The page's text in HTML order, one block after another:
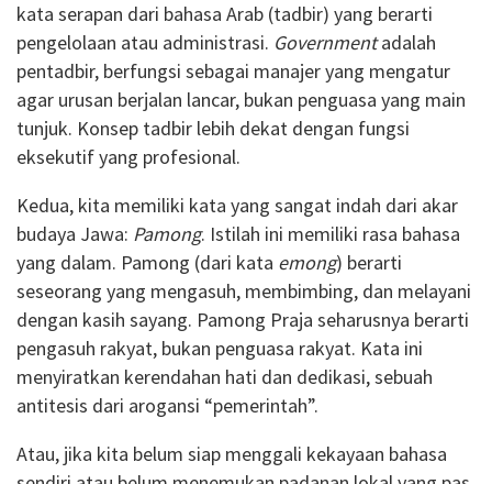
kata serapan dari bahasa Arab (tadbir) yang berarti
pengelolaan atau administrasi. Governmentadalah
pentadbir, berfungsi sebagai manajer yang mengatur
agar urusan berjalan lancar, bukan penguasa yang main
tunjuk. Konsep tadbir lebih dekat dengan fungsi
eksekutif yang profesional.
Kedua, kita memiliki kata yang sangat indah dari akar
budaya Jawa: Pamong. Istilah ini memiliki rasa bahasa
yang dalam. Pamong (dari kata emong) berarti
seseorang yang mengasuh, membimbing, dan melayani
dengan kasih sayang. Pamong Praja seharusnya berarti
pengasuh rakyat, bukan penguasa rakyat. Kata ini
menyiratkan kerendahan hati dan dedikasi, sebuah
antitesis dari arogansi “pemerintah”.
Atau, jika kita belum siap menggali kekayaan bahasa